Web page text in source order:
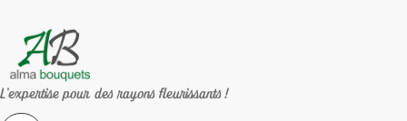
L'expertise pour des rayons fleurissants !